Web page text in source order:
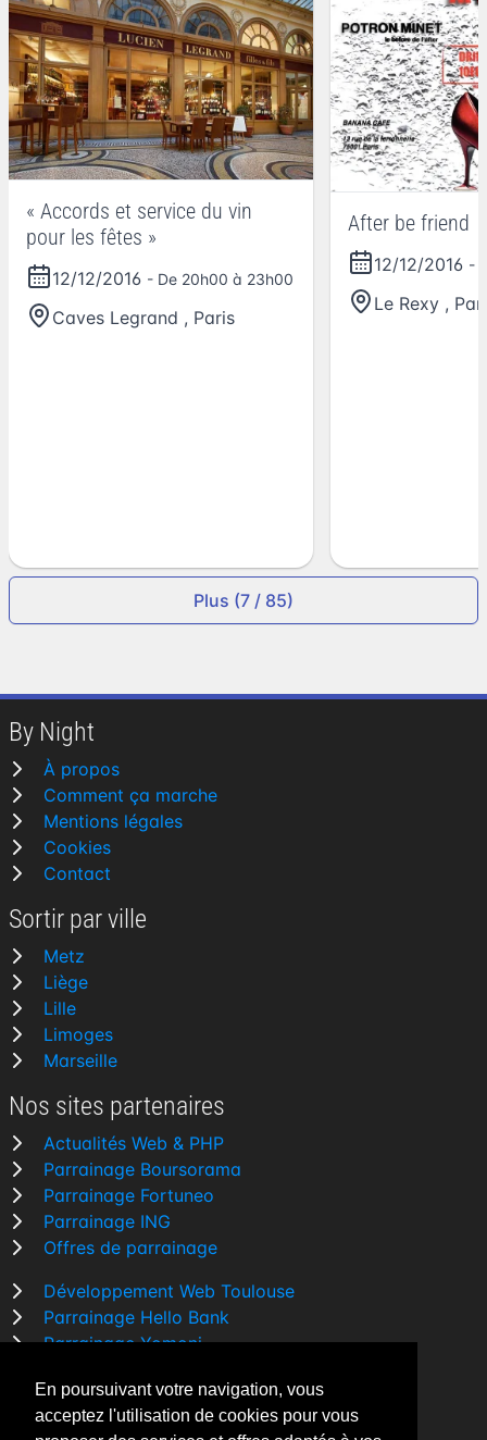
En poursuivant votre navigation, vous
acceptez l'utilisation de cookies pour vous
« Accords et service du vin
pour les fêtes »
12/12/2016 - De 20h00 à 23h00
Caves Legrand , Paris
After be friend
12/12/2016 -
Le Rexy ,
Plus (7 / 85)
By Night
À propos
Comment ça marche
Mentions légales
Cookies
Contact
Sortir par ville
Metz
Liège
Lille
Limoges
Marseille
Nos sites partenaires
Actualités Web & PHP
Parrainage Boursorama
Parrainage Fortuneo
Parrainage ING
Offres de parrainage
Développement Web Toulouse
Parrainage Hello Bank
Parrainage Yomoni
Comparatif banque